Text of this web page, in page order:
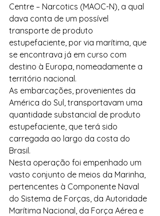
Centre – Narcotics (MAOC-N), a qual
dava conta de um possível
transporte de produto
estupefaciente, por via marítima, que
se encontrava já em curso com
destino à Europa, nomeadamente a
território nacional.
As embarcações, provenientes da
América do Sul, transportavam uma
quantidade substancial de produto
estupefaciente, que terá sido
carregada ao largo da costa do
Brasil.
Nesta operação foi empenhado um
vasto conjunto de meios da Marinha,
pertencentes à Componente Naval
do Sistema de Forças, da Autoridade
Marítima Nacional, da Força Aérea e